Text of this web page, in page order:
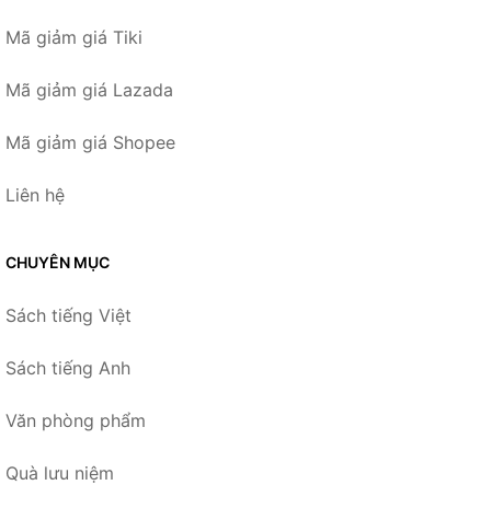
Mã giảm giá Tiki
Mã giảm giá Lazada
Mã giảm giá Shopee
Liên hệ
CHUYÊN MỤC
Sách tiếng Việt
Sách tiếng Anh
Văn phòng phẩm
Quà lưu niệm